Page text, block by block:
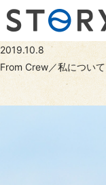
2019.10.8
From Crew／私について